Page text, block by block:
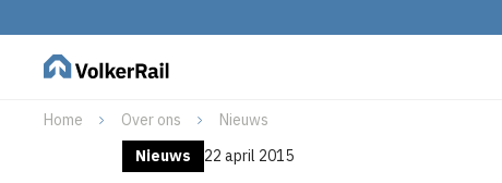
Home Over ons
Nieuws
Nieuws
22 april 2015